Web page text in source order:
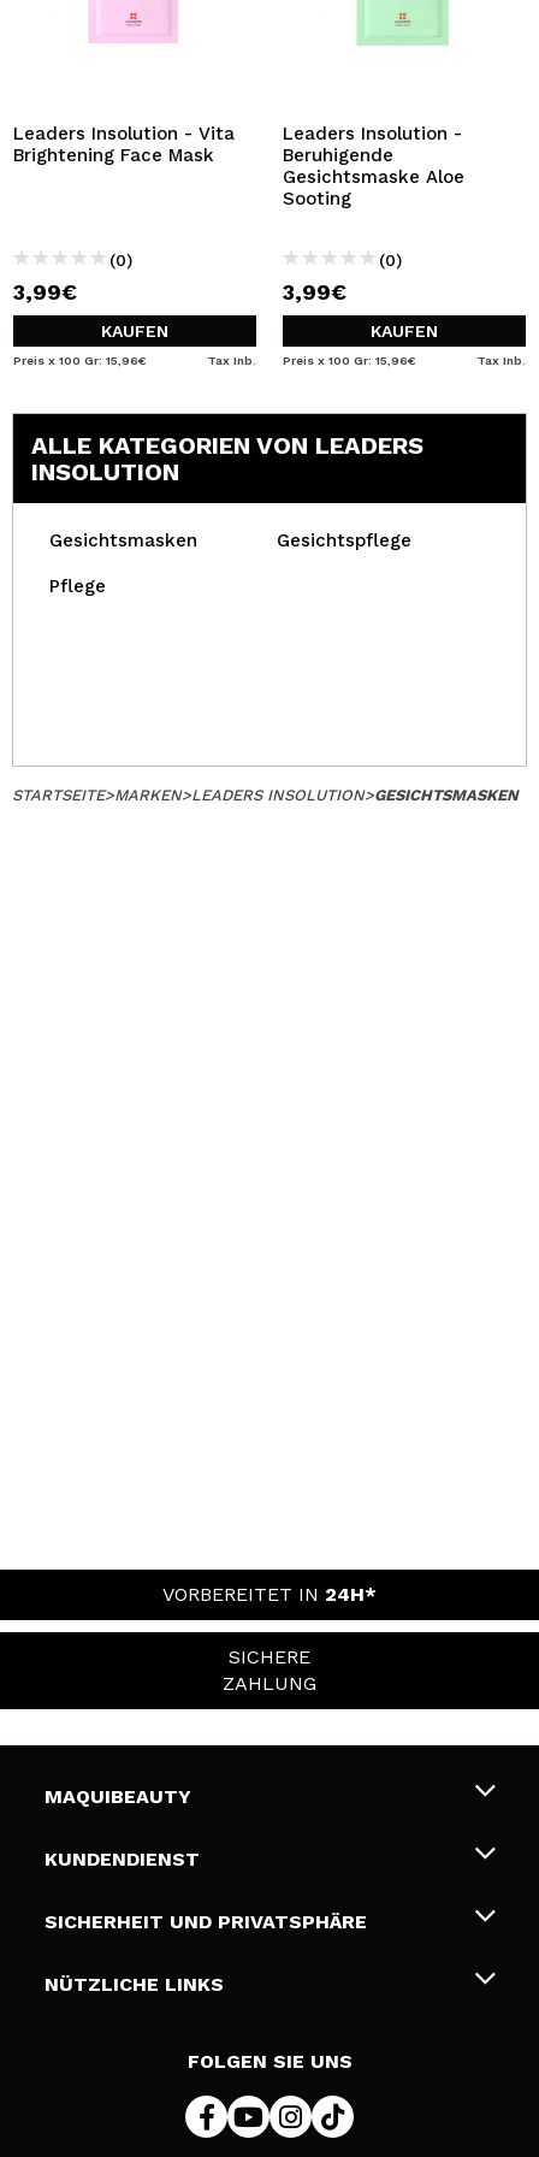
Leaders Insolution - Vita
Brightening Face Mask
(0)
3,99€
KAUFEN
Preis x 100 Gr: 15,96€ Tax Inb.
Leaders Insolution -
Beruhigende
Gesichtsmaske Aloe
Sooting
(0)
3,99€
KAUFEN
Preis x 100 Gr: 15,96€ Tax Inb.
ALLE KATEGORIEN VON LEADERS
INSOLUTION
Gesichtsmasken Gesichtspflege
Pflege
STARTSEITE>MARKEN>LEADERS INSOLUTION>GESICHTSMASKEN
VORBEREITET IN 24H*
SICHERE
ZAHLUNG
MAQUIBEAUTY
Über uns
Geschenkkarten
KUNDENDIENST
Liefer- und Versandkosten
Zahlung
SICHERHEIT UND PRIVATSPHÄRE
Bedingungen und Datenschutz
NÜTZLICHE LINKS
FOLGEN SIE UNS